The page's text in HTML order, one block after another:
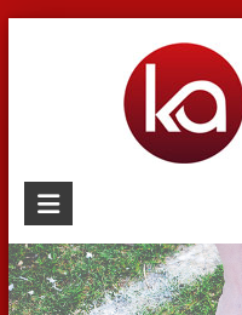
Kathrin
Lehmann
Sport